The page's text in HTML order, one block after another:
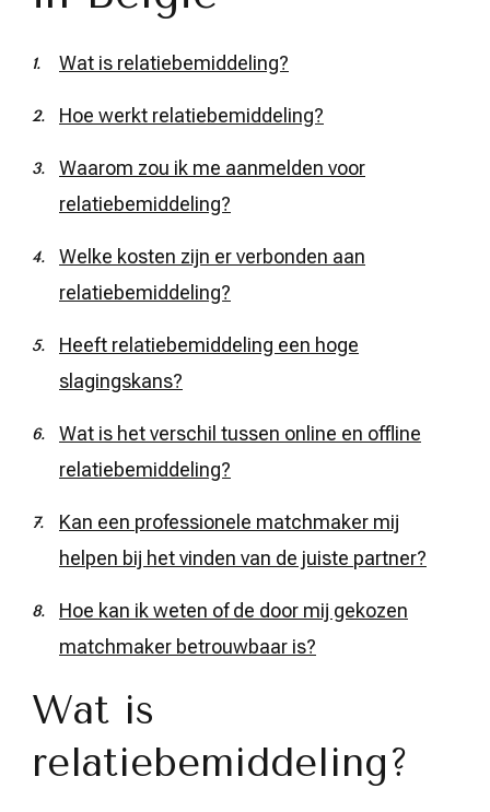
Wat is relatiebemiddeling?
Hoe werkt relatiebemiddeling?
Waarom zou ik me aanmelden voor
relatiebemiddeling?
Welke kosten zijn er verbonden aan
relatiebemiddeling?
Heeft relatiebemiddeling een hoge
slagingskans?
Wat is het verschil tussen online en offline
relatiebemiddeling?
Kan een professionele matchmaker mij
helpen bij het vinden van de juiste partner?
Hoe kan ik weten of de door mij gekozen
matchmaker betrouwbaar is?
Wat is
relatiebemiddeling?